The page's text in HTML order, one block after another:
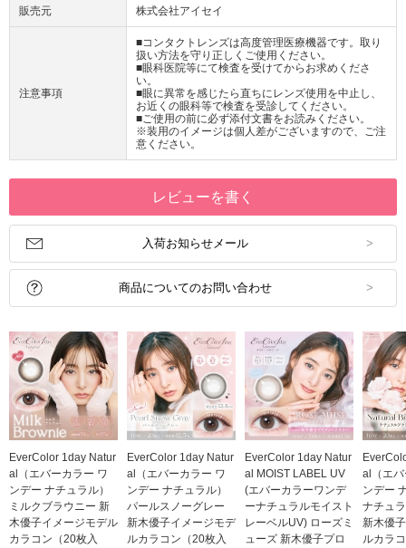
販売元 株式会社アイセイ
注意事項
■コンタクトレンズは高度管理医療機器です。取り
扱い方法を守り正しくご使用ください。
■眼科医院等にて検査を受けてからお求めくださ
い。
■眼に異常を感じたら直ちにレンズ使用を中止し、
お近くの眼科等で検査を受診してください。
■ご使用の前に必ず添付文書をお読みください。
※装用のイメージは個人差がございますので、ご注
意ください。
レビューを書く
入荷お知らせメール
商品についてのお問い合わせ
EverColor 1day Natur
al（エバーカラー ワ
ンデー ナチュラル）
ミルクブラウニー 新
木優子イメージモデル
カラコン（20枚入
EverColor 1day Natur
al（エバーカラー ワ
ンデー ナチュラル）
パールスノーグレー
新木優子イメージモデ
ルカラコン（20枚入
EverColor 1day Natur
al MOIST LABEL UV
(エバーカラーワンデ
ーナチュラルモイスト
レーベルUV) ローズミ
ューズ 新木優子プロ
al（エ
ンデー
ナチュ
新木優
ルカラ